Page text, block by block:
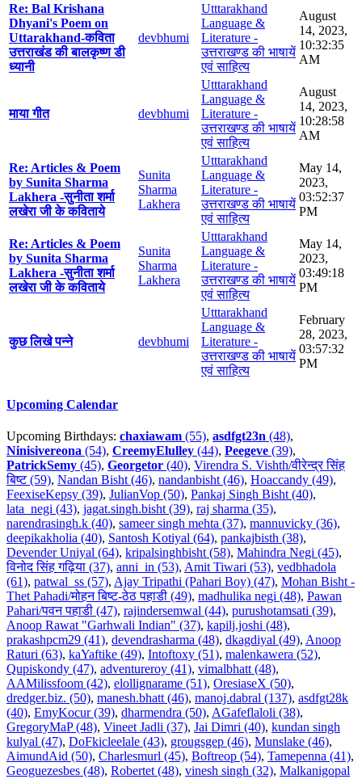
Re: Bal Krishana
Dhyani's Poem on
Uttarakhand-कविता
उत्तराखंड की बालकृष्ण डी
ध्यानी
devbhumi
Utttarakhand
Language &
Literature -
उत्तराखण्ड की भाषायें
एवं साहित्य
August
14, 2023,
10:32:35
AM
माया गीत devbhumi
Utttarakhand
Language &
Literature -
उत्तराखण्ड की भाषायें
एवं साहित्य
August
14, 2023,
10:28:58
AM
Re: Articles & Poem
by Sunita Sharma
Lakhera -सुनीता शर्मा
लखेरा जी के कविताये
Sunita
Sharma
Lakhera
Utttarakhand
Language &
Literature -
उत्तराखण्ड की भाषायें
एवं साहित्य
May 14,
2023,
03:52:37
PM
Re: Articles & Poem
by Sunita Sharma
Lakhera -सुनीता शर्मा
लखेरा जी के कविताये
Sunita
Sharma
Lakhera
Utttarakhand
Language &
Literature -
उत्तराखण्ड की भाषायें
एवं साहित्य
May 14,
2023,
03:49:18
PM
कुछ लिखे पन्ने devbhumi
Utttarakhand
Language &
Literature -
उत्तराखण्ड की भाषायें
एवं साहित्य
February
28, 2023,
03:57:32
PM
Upcoming Calendar
Upcoming Birthdays: chaxiawam (55), asdfgt23n (48),
Ninisivereona (54), CreemyElulley (44), Peegeve (39),
PatrickSemy (45), Georgetor (40), Virendra S. Vishth/वीरेन्द्र सिंह
बिष्ट (59), Nandan Bisht (46), nandanbisht (46), Hoaccandy (49),
FeexiseKepsy (39), JulianVop (50), Pankaj Singh Bisht (40),
lata_negi (43), jagat.singh.bisht (39), raj sharma (35),
narendrasingh.k (40), sameer singh mehta (37), mannuvicky (36),
deepikakholia (40), Santosh Kotiyal (64), pankajbisth (38),
Devender Uniyal (64), kripalsinghbisht (58), Mahindra Negi (45),
विनोद सिंह गढ़िया (37), anni_in (53), Amit Tiwari (53), vedbhadola
(61), patwal_ss (57), Ajay Tripathi (Pahari Boy) (47), Mohan Bisht -
Thet Pahadi/मोहन बिष्ट-ठेठ पहाडी (49), madhulika negi (48), Pawan
Pahari/पवन पहाडी (47), rajindersemwal (44), purushotamsati (39),
Anoop Rawat "Garhwali Indian" (37), kapilj.joshi (48),
prakashpcm29 (41), devendrasharma (48), dkagdiyal (49), Anoop
Raturi (63), kaYaftike (49), Intoftoxy (51), malenkawera (52),
Qupiskondy (47), adventureroy (41), vimalbhatt (48),
AAMilissfoom (42), elollignarame (51), OresiaseX (50),
dredger.biz. (50), manesh.bhatt (46), manoj.dabral (137), asdfgt28k
(40), EmyKocur (39), dharmendra (50), AGafeflaloli (38),
GregoryMaP (48), Vineet Jadli (37), Jai Dimri (40), kundan singh
kulyal (47), DoFkicleelale (43), grougsgep (46), Munslake (46),
AimundAid (50), Charlesmurl (45), Boftreop (54), Tamepenna (41),
Geoguezesbes (48), Robertet (48), vinesh singh (32), Malkanigopal